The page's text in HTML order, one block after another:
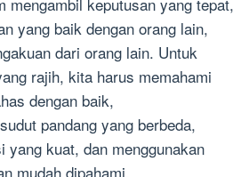
yang baik dengan orang lain,
dari orang lain. Untuk
rajih, kita harus memahami
dengan baik,
pandang yang berbeda,
yang kuat, dan menggunakan
mudah dipahami.